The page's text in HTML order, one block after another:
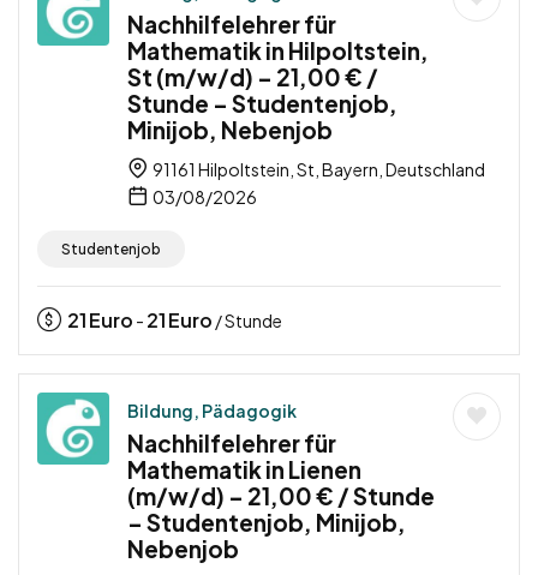
Nachhilfelehrer für
Mathematik in Hilpoltstein,
St (m/w/d) – 21,00 € /
Stunde – Studentenjob,
Minijob, Nebenjob
91161 Hilpoltstein, St, Bayern, Deutschland
03/08/2026
Studentenjob
21Euro - 21Euro / Stunde
Bildung, Pädagogik
Nachhilfelehrer für
Mathematik in Lienen
(m/w/d) – 21,00 € / Stunde
– Studentenjob, Minijob,
Nebenjob